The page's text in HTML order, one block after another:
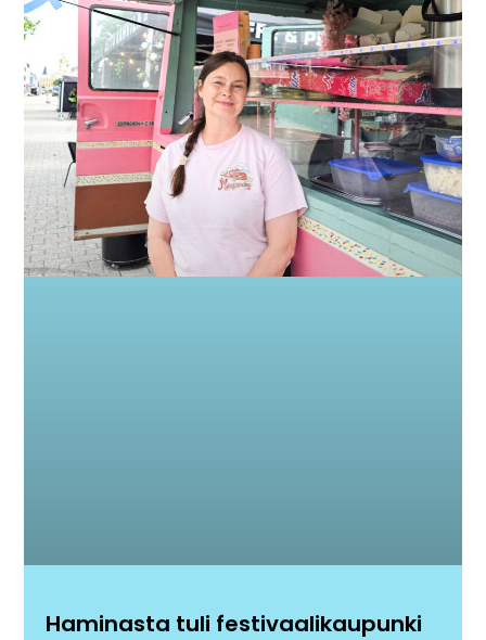
Haminasta tuli festivaalikaupunki